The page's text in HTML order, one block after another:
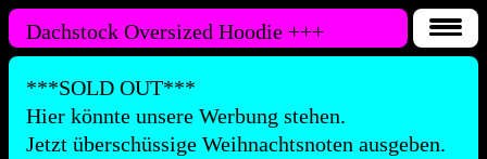
Dachstock Oversized Hoodie +++
***SOLD OUT***
Hier könnte unsere Werbung stehen.
Jetzt überschüssige Weihnachtsnoten ausgeben.